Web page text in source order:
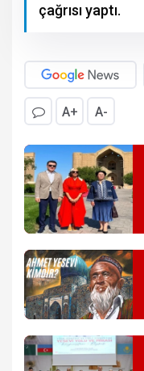
çağrısı yaptı.
A+ A-